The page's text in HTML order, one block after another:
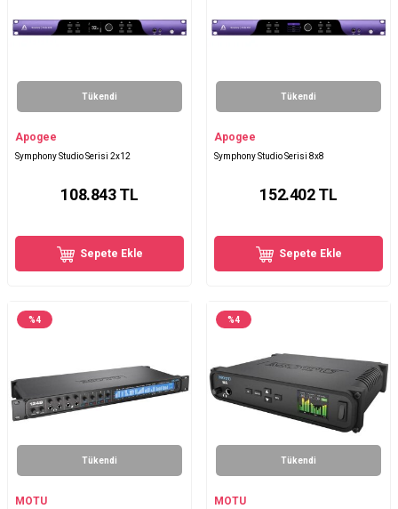
Tükendi
Apogee
Symphony Studio Serisi 2x12
108.843TL
Sepete Ekle
Tükendi
Apogee
Symphony Studio Serisi 8x8
152.402TL
Sepete Ekle
%4
Tükendi
MOTU
%4
Tükendi
MOTU